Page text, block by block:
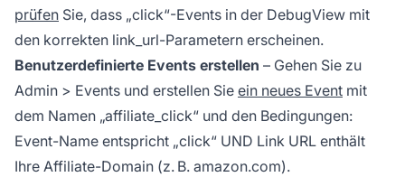
prüfen Sie, dass „click“-Events in der DebugView mit
den korrekten link_url-Parametern erscheinen.
Benutzerdefinierte Events erstellen – Gehen Sie zu
Admin > Events und erstellen Sie ein neues Event mit
dem Namen „affiliate_click“ und den Bedingungen:
Event-Name entspricht „click“ UND Link URL enthält
Ihre Affiliate-Domain (z. B. amazon.com).